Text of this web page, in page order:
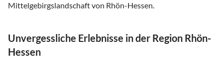
Mittelgebirgslandschaft von Rhön-Hessen.
Unvergessliche Erlebnisse in der Region Rhön-
Hessen